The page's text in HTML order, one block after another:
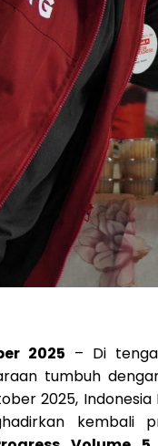
2025 – Di
tumbuh
2025,
kembali